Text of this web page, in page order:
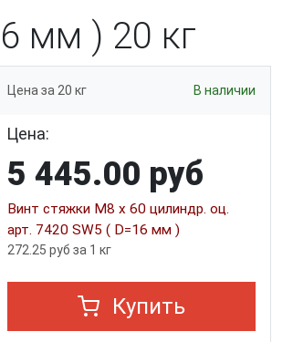
мм ) 20 кг
Цена за 20 кг В наличии
Цена:
5 445.00 руб
Винт стяжки M8 x 60 цилиндр. оц.
арт. 7420 SW5 ( D=16 мм )
272.25 руб за 1 кг
Купить